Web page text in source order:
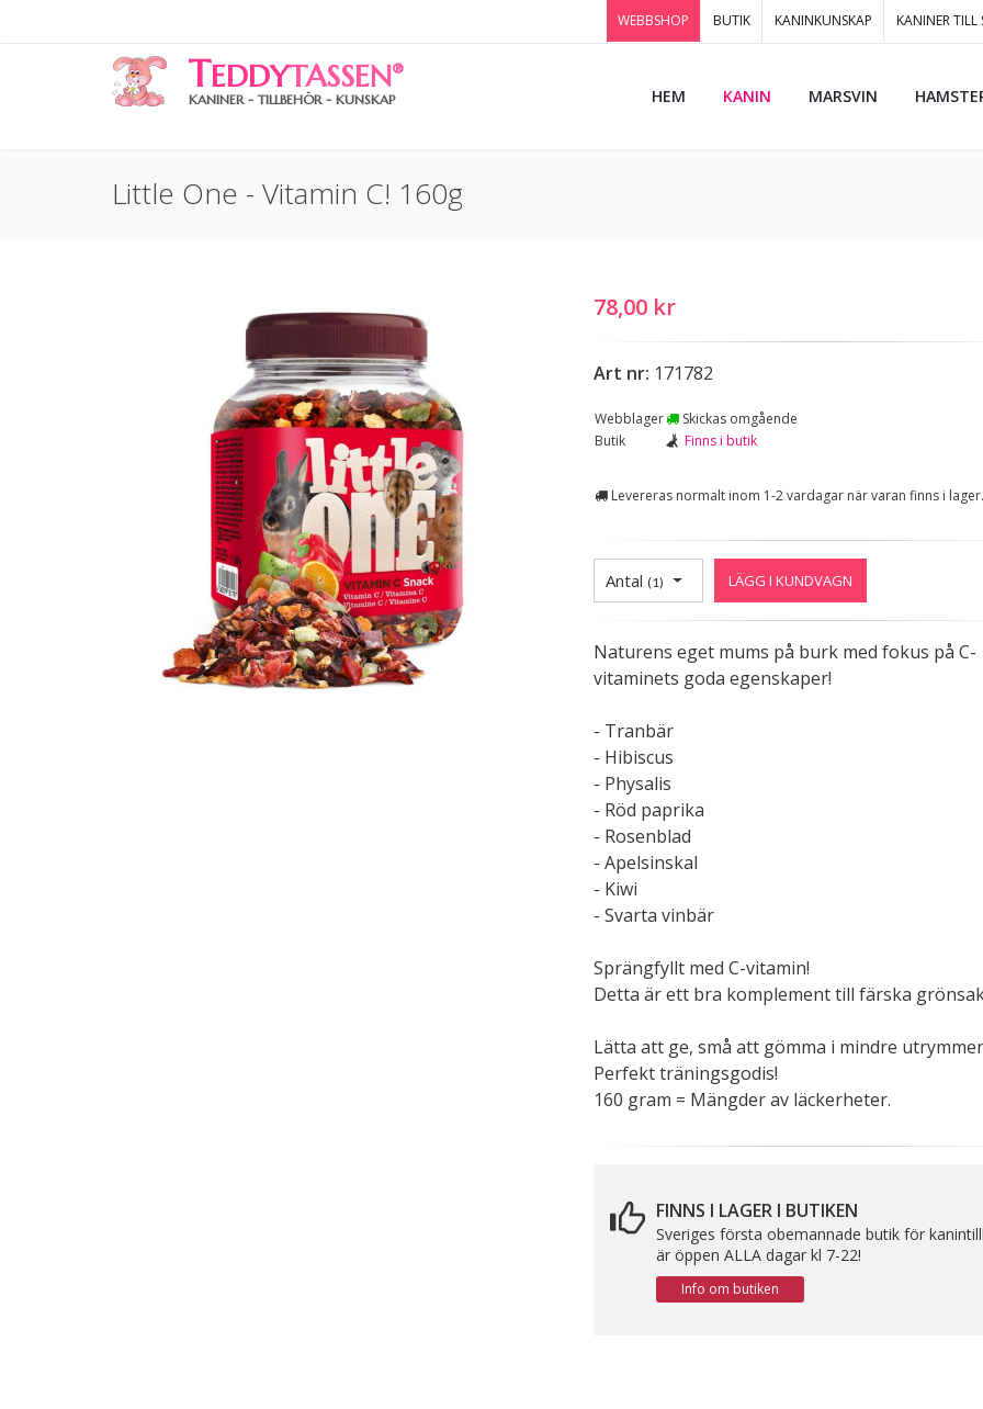
WEBBSHOP BUTIK KANINKUNSKAP KANINER TILL
TEDDYTASSEN®
KANINER - TILLBEHÖR - KUNSKAP HEM KANIN MARSVIN
Little One - Vitamin C! 160g
78,00 kr
Art nr: 171782
Webblager
Skickas omgående
Butik
Finns i butik
Levereras normalt inom 1-2 vardagar när varan finns i lager.
Antal (1) LÄGG I KUNDVAGN
Naturens eget mums på burk med fokus på C-
vitaminets goda egenskaper!
- Tranbär
- Hibiscus
- Physalis
- Röd paprika
- Rosenblad
- Apelsinskal
- Kiwi
- Svarta vinbär
Sprängfyllt med C-vitamin!
Detta är ett bra komplement till färska
Lätta att ge, små att gömma i mindre
Perfekt träningsgodis!
160 gram = Mängder av läckerheter.
FINNS I LAGER I BUTIKEN
Sveriges första obemannade butik för
är öppen ALLA dagar kl 7-22!
Info om butiken